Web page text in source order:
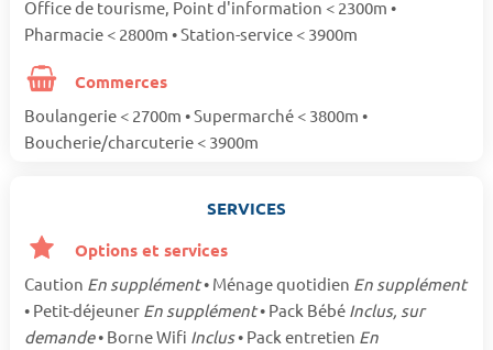
Office de tourisme, Point d'information < 2300m •
Pharmacie < 2800m • Station-service < 3900m
Commerces
Boulangerie < 2700m • Supermarché < 3800m •
Boucherie/charcuterie < 3900m
SERVICES
Options et services
Caution En supplément• Ménage quotidien En supplément
• Petit-déjeuner En supplément• Pack Bébé Inclus, sur
demande• Borne Wifi Inclus• Pack entretien En